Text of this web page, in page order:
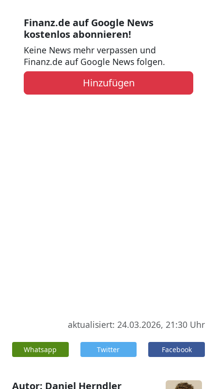
Finanz.de auf Google News
kostenlos abonnieren!
Keine News mehr verpassen und
Finanz.de auf Google News folgen.
Hinzufügen
aktualisiert: 24.03.2026, 21:30 Uhr
Whatsapp Twitter Facebook
Autor: Daniel Herndler